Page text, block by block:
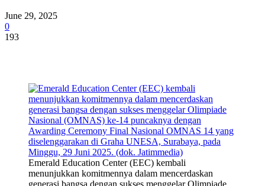
June 29, 2025
0
193
Emerald Education Center (EEC) kembali
menunjukkan komitmennya dalam mencerdaskan
generasi bangsa dengan sukses menggelar Olimpiade